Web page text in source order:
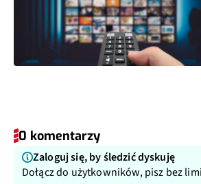
0 komentarzy
Zaloguj się, by śledzić dyskuję
Dołącz do użytkowników, pisz bez